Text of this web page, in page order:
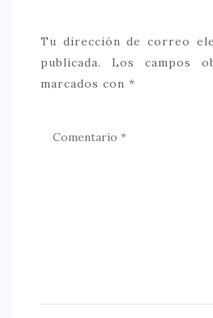
Tu dirección de correo
publicada.
Los campos
marcados con *